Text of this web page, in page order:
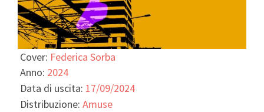
Cover: Federica Sorba
Anno: 2024
Data di uscita: 17/09/2024
Distribuzione: Amuse